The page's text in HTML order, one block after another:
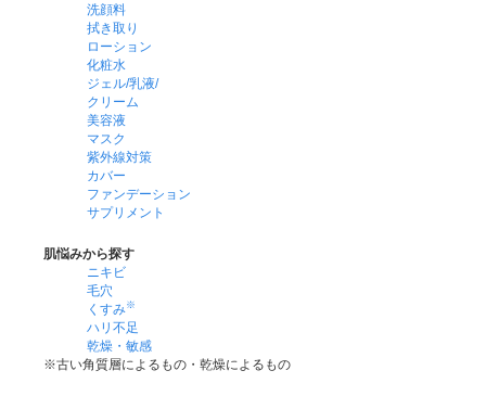
洗顔料
拭き取り
ローション
化粧水
ジェル/乳液/
クリーム
美容液
マスク
紫外線対策
カバー
ファンデーション
サプリメント
肌悩みから探す
ニキビ
毛穴
くすみ※
ハリ不足
乾燥・敏感
※古い角質層によるもの・乾燥によるもの